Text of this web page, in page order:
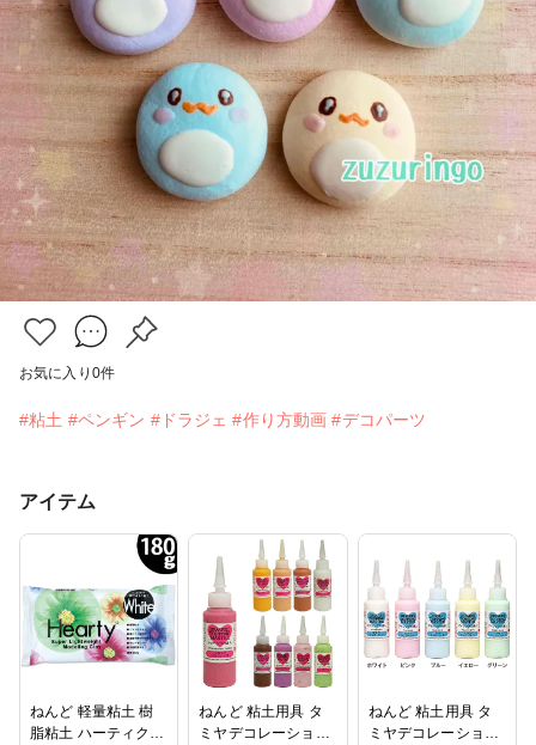
お気に入り 0件
#粘土 #ペンギン #ドラジェ #作り方動画 #デコパーツ
アイテム
ねんど 軽量粘土 樹
脂粘土 ハーティクレ
ねんど 粘土用具 タ
ミヤデコレーション
ねんど 粘土用具 タ
ミヤデコレーション